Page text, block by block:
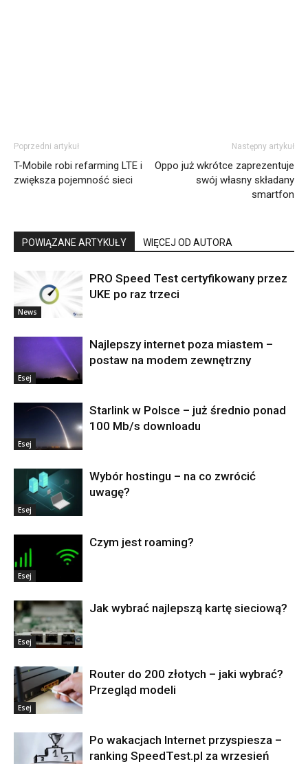
Poprzedni artykuł
T-Mobile robi refarming LTE i
zwiększa pojemność sieci
Następny artykuł
Oppo już wkrótce zaprezentuje
swój własny składany
smartfon
POWIĄZANE ARTYKUŁY WIĘCEJ OD AUTORA
News
PRO Speed Test certyfikowany przez
UKE po raz trzeci
Esej
Najlepszy internet poza miastem –
postaw na modem zewnętrzny
Esej
Starlink w Polsce – już średnio ponad
100 Mb/s downloadu
Esej
Wybór hostingu – na co zwrócić
uwagę?
Esej
Czym jest roaming?
Esej
Jak wybrać najlepszą kartę sieciową?
Esej
Router do 200 złotych – jaki wybrać?
Przegląd modeli
Po wakacjach Internet przyspiesza –
ranking SpeedTest.pl za wrzesień